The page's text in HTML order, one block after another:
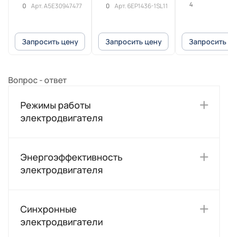
0 Арт.A5E30947477
Запросить цену
1SL11
0 Арт. 6EP1436-1SL11
Запросить цену
POSITIP 8016
4
Вопрос - ответ
Режимы работы
электродвигателя
Энергоэффективность
электродвигателя
Синхронные
электродвигатели